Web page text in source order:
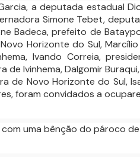
a deputada estadual
Simone Tebet,
Badeca, prefeito de
Horizonte do Sul,
Ivando Correia,
de Ivinhema, Dalgomir
de Novo Horizonte do Sul,
foram convidados a
uma bênção do pároco de